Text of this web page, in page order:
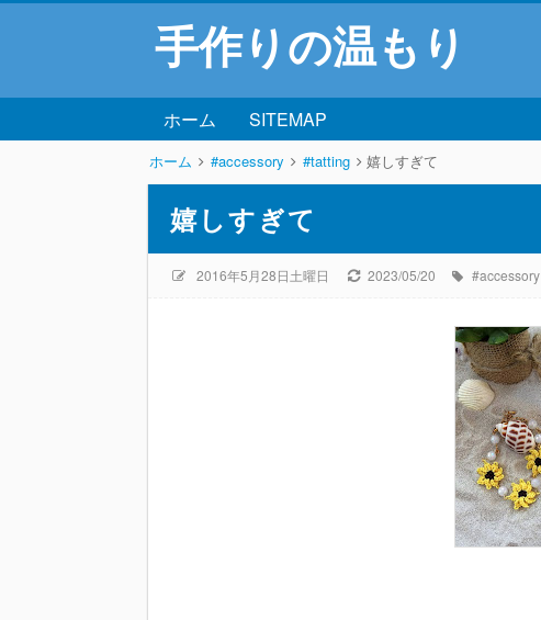
手作りの温もり
ホーム SITEMAP
ホーム #accessory #tatting 嬉しすぎて
嬉しすぎて
2016年5月28日土曜日 2023/05/20 #accessory